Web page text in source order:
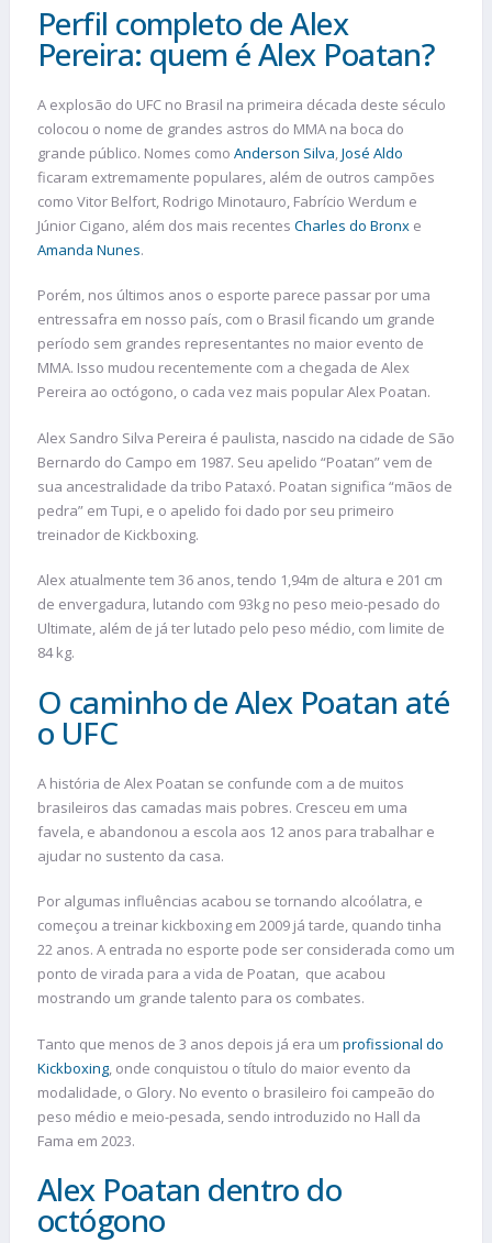
Perfil completo de Alex
Pereira: quem é Alex Poatan?
A explosão do UFC no Brasil na primeira década deste século
colocou o nome de grandes astros do MMA na boca do
grande público. Nomes como Anderson Silva,José Aldo
ficaram extremamente populares, além de outros campões
como Vitor Belfort, Rodrigo Minotauro, Fabrício Werdum e
Júnior Cigano, além dos mais recentes Charles do Bronx e
Amanda Nunes.
Porém, nos últimos anos o esporte parece passar por uma
entressafra em nosso país, com o Brasil ficando um grande
período sem grandes representantes no maior evento de
MMA. Isso mudou recentemente com a chegada de Alex
Pereira ao octógono, o cada vez mais popular Alex Poatan.
Alex Sandro Silva Pereira é paulista, nascido na cidade de São
Bernardo do Campo em 1987. Seu apelido “Poatan” vem de
sua ancestralidade da tribo Pataxó. Poatan significa “mãos de
pedra” em Tupi, e o apelido foi dado por seu primeiro
treinador de Kickboxing.
Alex atualmente tem 36 anos, tendo 1,94m de altura e 201 cm
de envergadura, lutando com 93kg no peso meio-pesado do
Ultimate, além de já ter lutado pelo peso médio, com limite de
84 kg.
O caminho de Alex Poatan até
o UFC
A história de Alex Poatan se confunde com a de muitos
brasileiros das camadas mais pobres. Cresceu em uma
favela, e abandonou a escola aos 12 anos para trabalhar e
ajudar no sustento da casa.
Por algumas influências acabou se tornando alcoólatra, e
começou a treinar kickboxing em 2009 já tarde, quando tinha
22 anos. A entrada no esporte pode ser considerada como um
ponto de virada para a vida de Poatan, que acabou
mostrando um grande talento para os combates.
Tanto que menos de 3 anos depois já era um profissional do
Kickboxing, onde conquistou o título do maior evento da
modalidade, o Glory. No evento o brasileiro foi campeão do
peso médio e meio-pesada, sendo introduzido no Hall da
Fama em 2023.
Alex Poatan dentro do
octógono